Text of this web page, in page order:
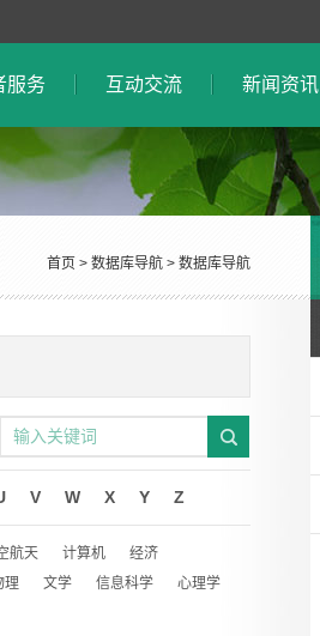
服务 互动交流 新闻资讯
首页 > 数据库导航 > 数据库导航
V W X Y Z
航天 计算机
经济
理 文学 信息科学
心理学